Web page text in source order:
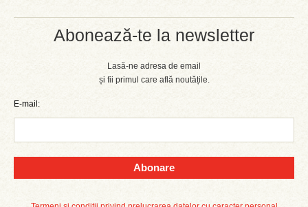
Abonează-te la newsletter
Lasă-ne adresa de email
și fii primul care află noutățile.
E-mail:
Abonare